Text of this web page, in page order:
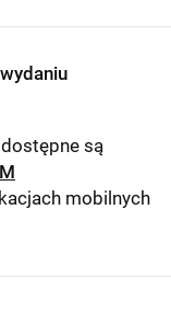
są
mobilnych